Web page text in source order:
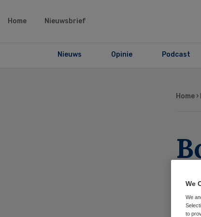
Home Nieuwsbrief
Nieuws Opinie Podcast
Home ›
We
We
to